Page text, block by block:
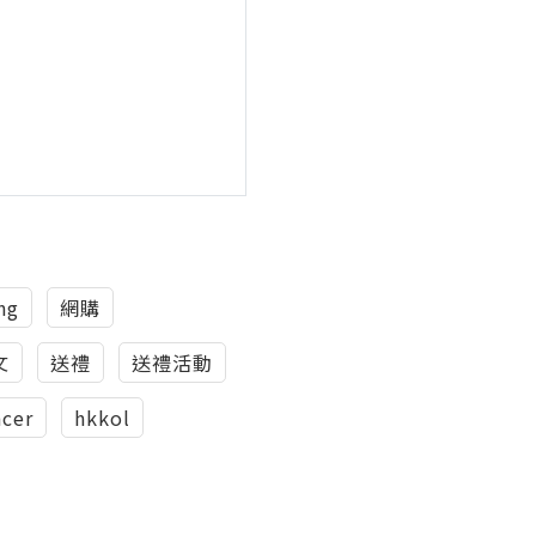
網購
送禮
送禮活動
hkkol